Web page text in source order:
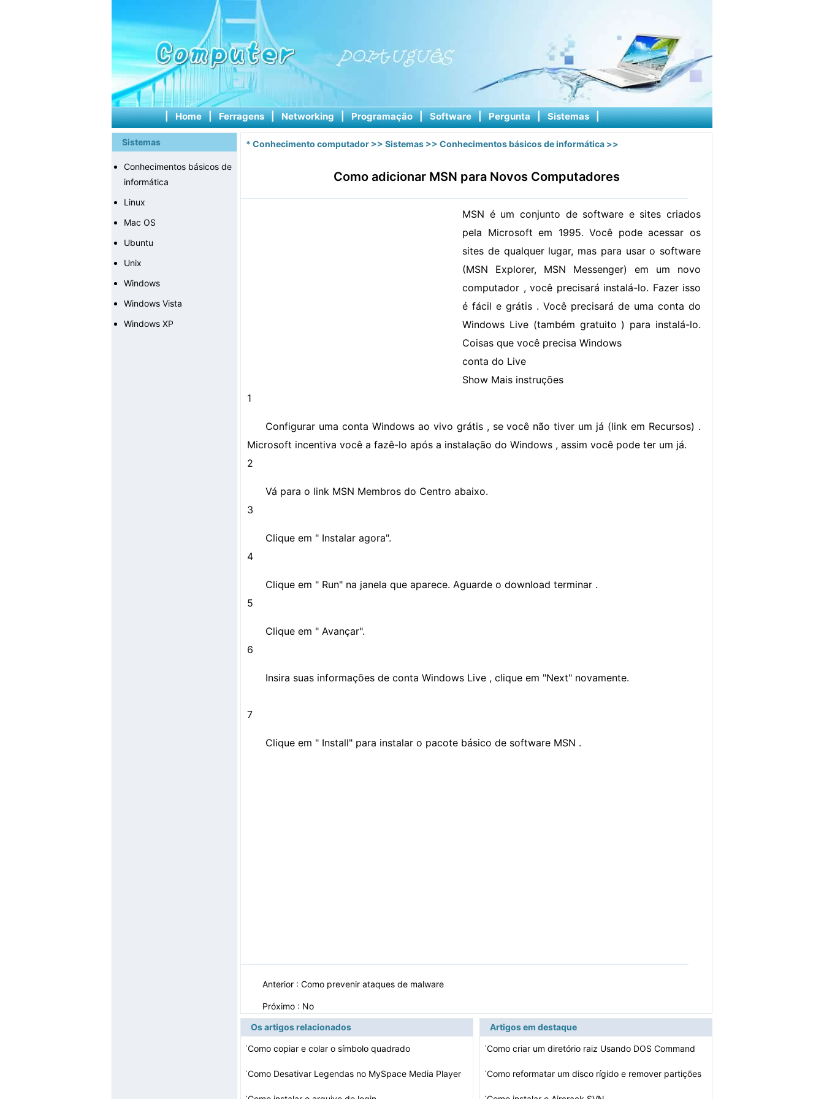
| Home | Ferragens | Networking | Programação | Software | Pergunta | Sistemas |
Sistemas
Conhecimentos básicos de
informática
Linux
Mac OS
Ubuntu
Unix
Windows
Windows Vista
Windows XP
* Conhecimento computador >> Sistemas >> Conhecimentos básicos de informática >>
Como adicionar MSN para Novos Computadores
MSN é um conjunto de software e sites criados
pela Microsoft em 1995. Você pode acessar os
sites de qualquer lugar, mas para usar o software
(MSN Explorer, MSN Messenger) em um novo
computador , você precisará instalá-lo. Fazer isso
é fácil e grátis . Você precisará de uma conta do
Windows Live (também gratuito ) para instalá-lo.
Coisas que você precisa Windows
conta do Live
Show Mais instruções
1
Configurar uma conta Windows ao vivo grátis , se você não tiver um já (link em Recursos) .
Microsoft incentiva você a fazê-lo após a instalação do Windows , assim você pode ter um já.
2
Vá para o link MSN Membros do Centro abaixo.
3
Clique em " Instalar agora".
4
Clique em " Run" na janela que aparece. Aguarde o download terminar .
5
Clique em " Avançar".
6
Insira suas informações de conta Windows Live , clique em "Next" novamente.
7
Clique em " Install" para instalar o pacote básico de software MSN .
Anterior : Como prevenir ataques de malware
Próximo : No
Os artigos relacionados
·Como copiar e colar o símbolo quadrado
·Como Desativar Legendas no MySpace Media Player
·
Artigos em destaque
·Como criar um diretório raiz Usando DOS Command
·Como reformatar um disco rígido e remover partições
·